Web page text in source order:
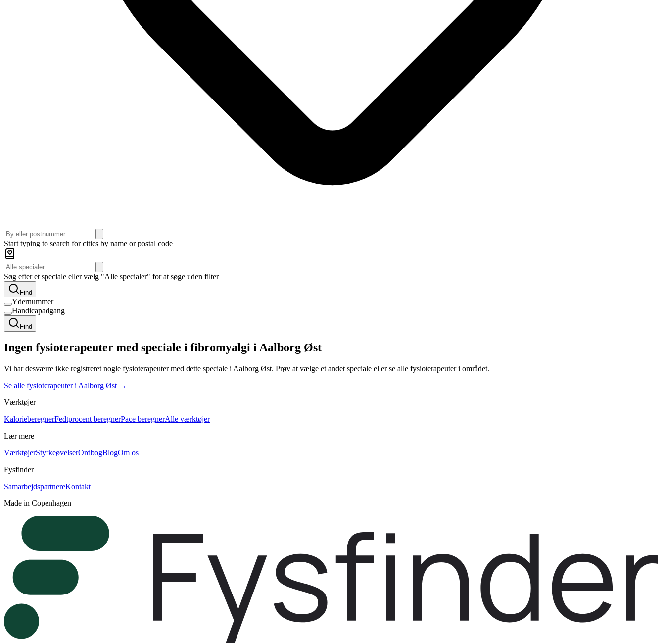
Start typing to search for cities by name or postal code
Søg efter et speciale eller vælg "Alle specialer" for at søge uden filter
Find
Ydernummer
Handicapadgang
Find
Ingen fysioterapeuter med speciale i fibromyalgi i Aalborg Øst
Vi har desværre ikke registreret nogle fysioterapeuter med dette speciale i Aalborg Øst. Prøv at vælge et andet speciale eller se alle fysioterapeuter i området.
Se alle fysioterapeuter i Aalborg Øst →
Værktøjer
KalorieberegnerFedtprocent beregnerPace beregnerAlle værktøjer
Lær mere
VærktøjerStyrkeøvelserOrdbogBlogOm os
Fysfinder
SamarbejdspartnereKontakt
Made in Copenhagen